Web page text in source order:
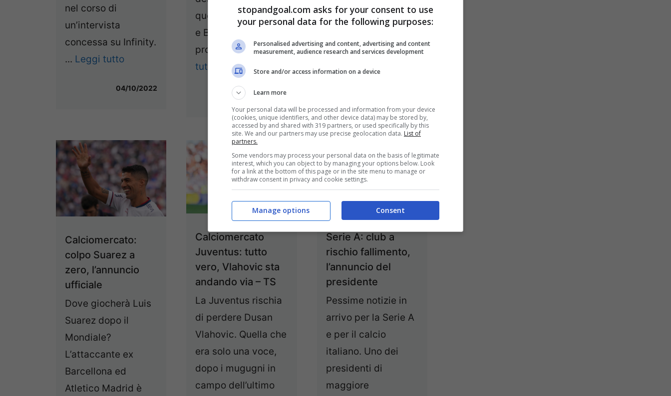
nel corso di
un’intervista
concessa su Infinity.
... Leggi tutto
04/10/2022
questa sera tra Inter
e Barcellona in
programma ...Leggi
tutto
04/10/2022
una notizia che ha
Juve: esonero ...
Leggi tutto
Calciomercato:
colpo Suarez a
zero, l’annuncio
ufficiale
Dove giocherà Luis
Suarez dopo il
Mondiale?
L’attaccante ex
Barcellona ed
Atletico Madrid è
Calciomercato
Juventus: tutto
vero, Vlahovic sta
andando via – TS
La Juventus rischia
di perdere Dusan
Vlahovic. Quella che
era solo una voce,
dopo i mugugni in
campo dell’ultimo
Serie A: club a
rischio fallimento,
l’annuncio del
presidente
Pessime notizie in
arrivo per la Serie A
e per il calcio
italiano. Uno dei
presidenti di
maggiore
stopandgoal.com asks for your consent to use
your personal data for the following purposes:
Personalised advertising and content, advertising and content
measurement, audience research and services development
Store and/or access information on a device
Learn more
Your personal data will be processed and information from your device
(cookies, unique identifiers, and other device data) may be stored by,
accessed by and shared with 319 partners, or used specifically by this
site. We and our partners may use precise geolocation data. List of
partners.
Some vendors may process your personal data on the basis of legitimate
interest, which you can object to by managing your options below. Look
for a link at the bottom of this page or in the site menu to manage or
withdraw consent in privacy and cookie settings.
Consent
Manage options